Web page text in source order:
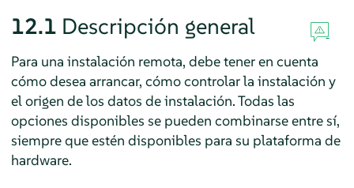
12.1 Descripción general
Para una instalación remota, debe tener en cuenta
cómo desea arrancar, cómo controlar la instalación y
el origen de los datos de instalación. Todas las
opciones disponibles se pueden combinarse entre sí,
siempre que estén disponibles para su plataforma de
hardware.